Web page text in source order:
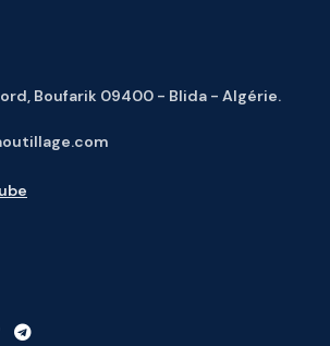
Boufarik 09400 - Blida - Algérie.